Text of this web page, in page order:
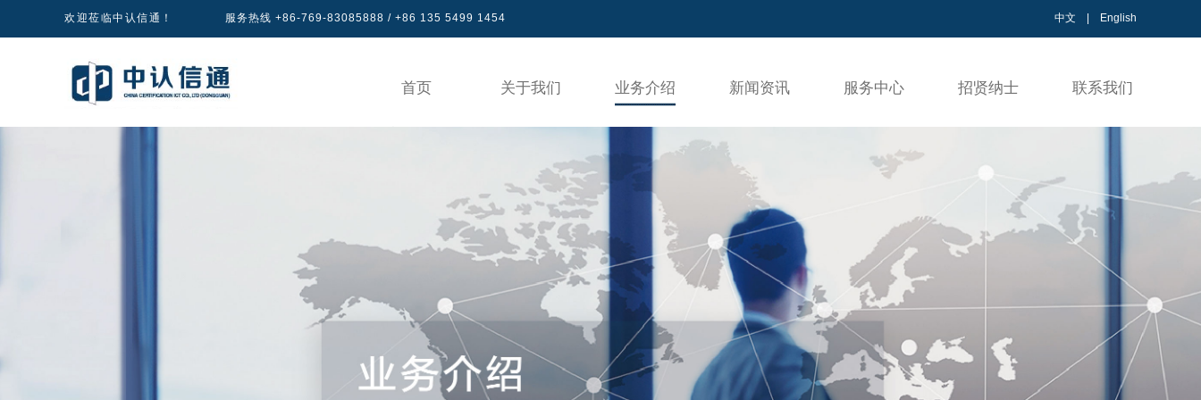
欢迎莅临中认信通！ 服务热线 +86-769-83085888 / +86 135 5499 1454 中文 English
首页 关于我们 业务介绍 新闻资讯 服务中心 招贤纳士 联系我们